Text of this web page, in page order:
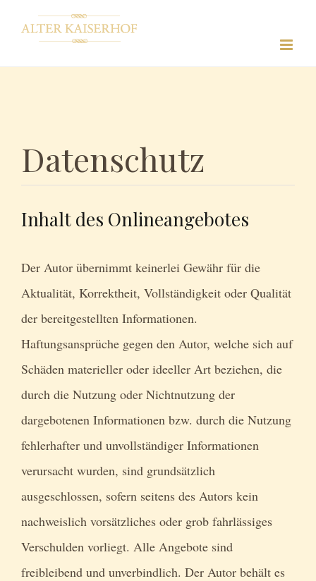
Inhalt
springen
Datenschutz
Inhalt des Onlineangebotes
Der Autor übernimmt keinerlei Gewähr für die
Aktualität, Korrektheit, Vollständigkeit oder Qualität
der bereitgestellten Informationen.
Haftungsansprüche gegen den Autor, welche sich auf
Schäden materieller oder ideeller Art beziehen, die
durch die Nutzung oder Nichtnutzung der
dargebotenen Informationen bzw. durch die Nutzung
fehlerhafter und unvollständiger Informationen
verursacht wurden, sind grundsätzlich
ausgeschlossen, sofern seitens des Autors kein
nachweislich vorsätzliches oder grob fahrlässiges
Verschulden vorliegt. Alle Angebote sind
freibleibend und unverbindlich. Der Autor behält es